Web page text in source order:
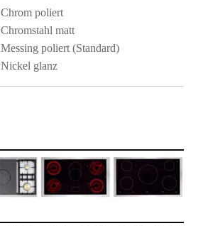
Chrom poliert
Chromstahl matt
Messing poliert (Standard)
Nickel glanz